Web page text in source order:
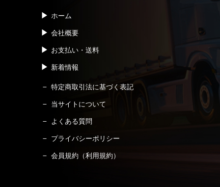
ホーム
会社概要
お支払い・送料
新着情報
特定商取引法に基づく表記
当サイトについて
よくある質問
プライバシーポリシー
会員規約（利用規約）